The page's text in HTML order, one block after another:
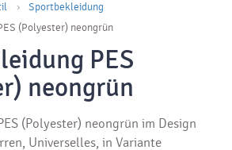
Sportbekleidung
(Polyester) neongrün
PES
neongrün
(Polyester) neongrün im Design
Universelles, in Variante